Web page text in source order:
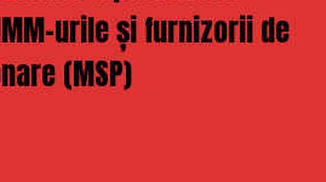
urile și furnizorii de
(MSP)